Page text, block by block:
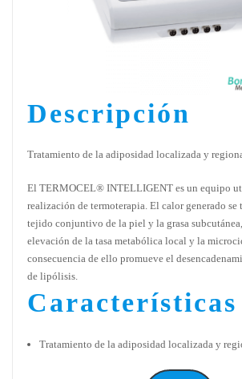
Descripción
Tratamiento de la adiposidad localizada y
El TERMOCEL® INTELLIGENT es un equipo
realización de termoterapia. El calor generado se
tejido conjuntivo de la piel y la grasa
elevación de la tasa metabólica local y la
consecuencia de ello promueve el
de lipólisis.
Características
Tratamiento de la adiposidad localizada y